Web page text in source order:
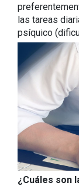
las tareas
psíquico
¿Cuáles son